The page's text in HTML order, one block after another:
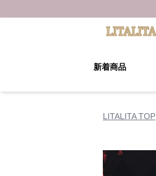
新着商品
LITALITA TOP